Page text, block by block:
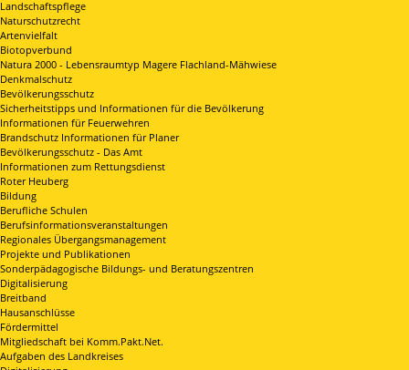
Landschaftspflege
Naturschutzrecht
Artenvielfalt
Biotopverbund
Natura 2000 - Lebensraumtyp Magere Flachland-Mähwiese
Denkmalschutz
Bevölkerungsschutz
Sicherheitstipps und Informationen für die Bevölkerung
Informationen für Feuerwehren
Brandschutz Informationen für Planer
Bevölkerungsschutz - Das Amt
Informationen zum Rettungsdienst
Roter Heuberg
Bildung
Berufliche Schulen
Berufsinformationsveranstaltungen
Regionales Übergangsmanagement
Projekte und Publikationen
Sonderpädagogische Bildungs- und Beratungszentren
Digitalisierung
Breitband
Hausanschlüsse
Fördermittel
Mitgliedschaft bei Komm.Pakt.Net.
Aufgaben des Landkreises